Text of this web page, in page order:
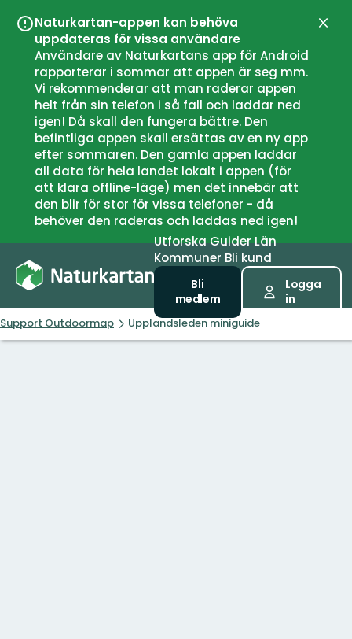
Naturkartan-appen kan behöva
uppdateras för vissa användare
Användare av Naturkartans app för Android
rapporterar i sommar att appen är seg mm.
Vi rekommenderar att man raderar appen
helt från sin telefon i så fall och laddar ned
igen! Då skall den fungera bättre. Den
befintliga appen skall ersättas av en ny app
efter sommaren. Den gamla appen laddar
all data för hela landet lokalt i appen (för
att klara offline-läge) men det innebär att
den blir för stor för vissa telefoner - då
behöver den raderas och laddas ned igen!
UtforskaGuiderLän
Kommuner Bli kund
Bli
medlem
Logga
in
Support Outdoormap Upplandsleden miniguide